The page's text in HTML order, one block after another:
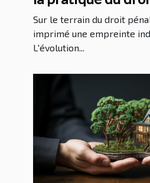
Sur le terrain du droit
imprimé une empreinte
L'évolution...